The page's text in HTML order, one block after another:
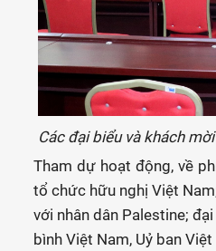
Các đại biểu và khách
Tham dự hoạt động, về
tổ chức hữu nghị Việt
với nhân dân Palestine;
bình Việt Nam, Uỷ ban